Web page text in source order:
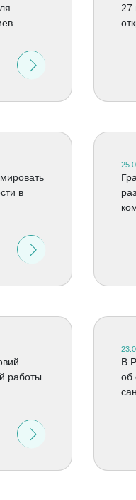
27
в
работы
В
об